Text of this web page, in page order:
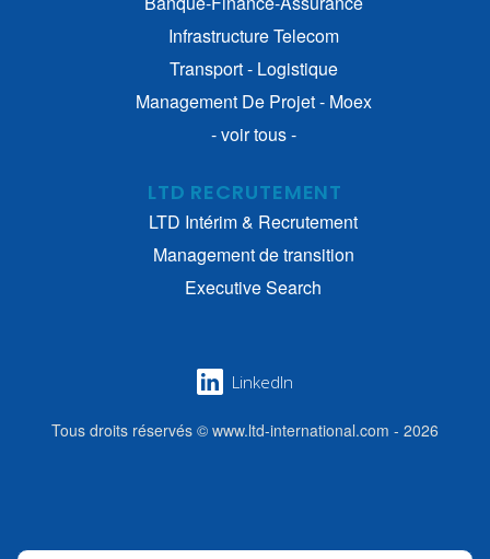
Infrastructure Telecom
Transport - Logistique
Management De Projet - Moex
- voir tous -
LTD RECRUTEMENT
LTD Intérim & Recrutement
Management de transition
Executive Search
LinkedIn
Tous droits réservés © www.ltd-international.com - 2026